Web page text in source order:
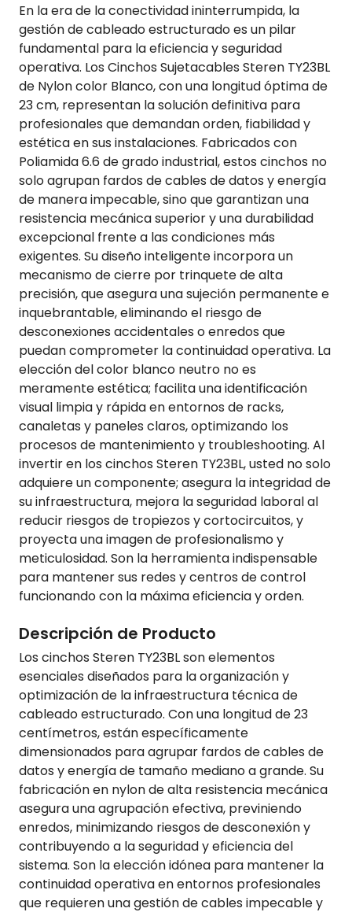
En la era de la conectividad ininterrumpida, la
gestión de cableado estructurado es un pilar
fundamental para la eficiencia y seguridad
operativa. Los Cinchos Sujetacables Steren TY23BL
de Nylon color Blanco, con una longitud óptima de
23 cm, representan la solución definitiva para
profesionales que demandan orden, fiabilidad y
estética en sus instalaciones. Fabricados con
Poliamida 6.6 de grado industrial, estos cinchos no
solo agrupan fardos de cables de datos y energía
de manera impecable, sino que garantizan una
resistencia mecánica superior y una durabilidad
excepcional frente a las condiciones más
exigentes. Su diseño inteligente incorpora un
mecanismo de cierre por trinquete de alta
precisión, que asegura una sujeción permanente e
inquebrantable, eliminando el riesgo de
desconexiones accidentales o enredos que
puedan comprometer la continuidad operativa. La
elección del color blanco neutro no es
meramente estética; facilita una identificación
visual limpia y rápida en entornos de racks,
canaletas y paneles claros, optimizando los
procesos de mantenimiento y troubleshooting. Al
invertir en los cinchos Steren TY23BL, usted no solo
adquiere un componente; asegura la integridad de
su infraestructura, mejora la seguridad laboral al
reducir riesgos de tropiezos y cortocircuitos, y
proyecta una imagen de profesionalismo y
meticulosidad. Son la herramienta indispensable
para mantener sus redes y centros de control
funcionando con la máxima eficiencia y orden.
Descripción de Producto
Los cinchos Steren TY23BL son elementos
esenciales diseñados para la organización y
optimización de la infraestructura técnica de
cableado estructurado. Con una longitud de 23
centímetros, están específicamente
dimensionados para agrupar fardos de cables de
datos y energía de tamaño mediano a grande. Su
fabricación en nylon de alta resistencia mecánica
asegura una agrupación efectiva, previniendo
enredos, minimizando riesgos de desconexión y
contribuyendo a la seguridad y eficiencia del
sistema. Son la elección idónea para mantener la
continuidad operativa en entornos profesionales
que requieren una gestión de cables impecable y